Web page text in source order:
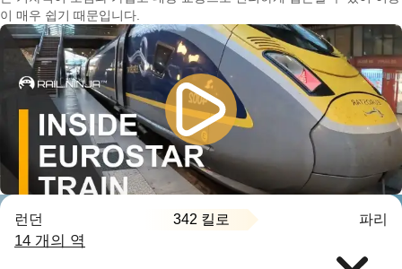
이 매우 쉽기 때문입니다.
런던 342 킬로 파리
14 개의 역